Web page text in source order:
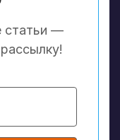
статьи —